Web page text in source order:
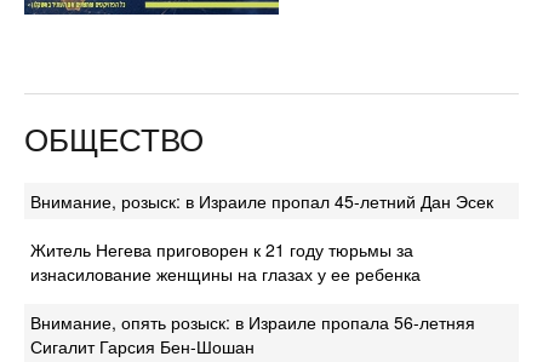
ОБЩЕСТВО
Внимание, розыск: в Израиле пропал 45-летний Дан Эсек
Житель Негева приговорен к 21 году тюрьмы за
изнасилование женщины на глазах у ее ребенка
Внимание, опять розыск: в Израиле пропала 56-летняя
Сигалит Гарсия Бен-Шошан